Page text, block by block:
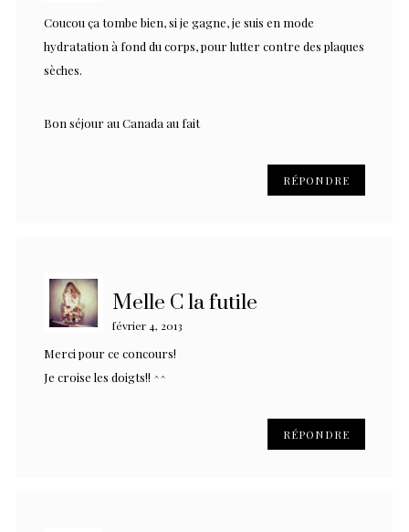
Coucou ça tombe bien, si je gagne, je suis en mode
hydratation à fond du corps, pour lutter contre des plaques
sèches.
Bon séjour au Canada au fait
RÉPONDRE
Melle C la futile
février 4, 2013
Merci pour ce concours!
Je croise les doigts!! ^^
RÉPONDRE